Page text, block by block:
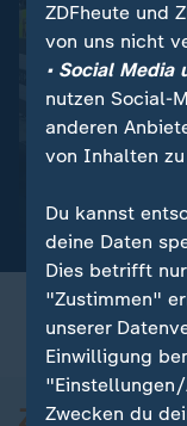
Für Reisende aus
Spanien führt
Video
ZDFheute und
von uns nicht
• Social Media
nutzen Social-
anderen
von Inhalten
Du kannst
deine Daten
Dies betrifft
"Zustimmen"
unserer
Einwilligung
Zwecken du